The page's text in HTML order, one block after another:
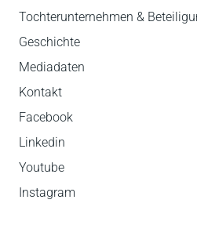
Tochterunternehmen &
Geschichte
Mediadaten
Kontakt
Facebook
Linkedin
Youtube
Instagram